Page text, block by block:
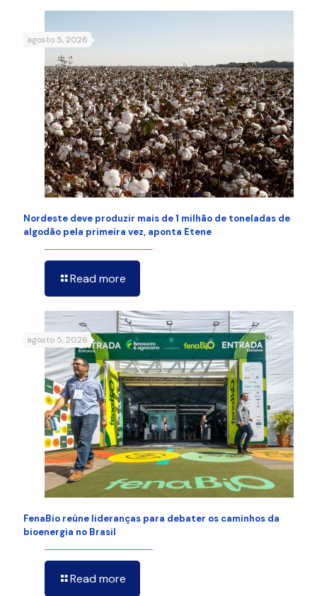
agosto 5, 2026
Nordeste deve produzir mais de 1 milhão de toneladas de
algodão pela primeira vez, aponta Etene
Read more
agosto 5, 2026
FenaBio reúne lideranças para debater os caminhos da
bioenergia no Brasil
Read more